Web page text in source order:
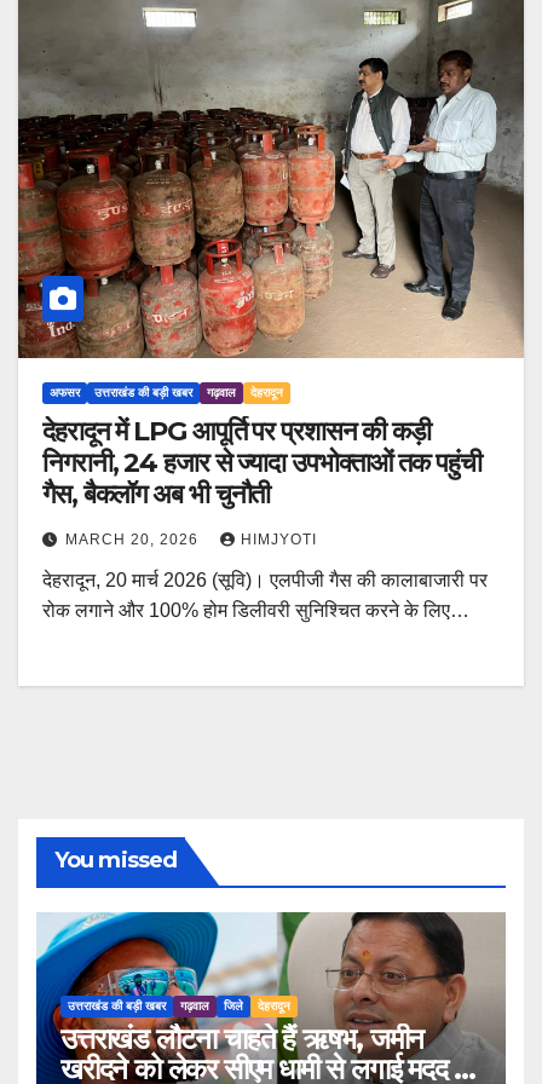
अफसर उत्तराखंड की बड़ी खबर गढ़वाल देहरादून
देहरादून में LPG आपूर्ति पर प्रशासन की कड़ी
निगरानी, 24 हजार से ज्यादा उपभोक्ताओं तक पहुंची
गैस, बैकलॉग अब भी चुनौती
MARCH 20, 2026 HIMJYOTI
देहरादून, 20 मार्च 2026 (सूवि)। एलपीजी गैस की कालाबाजारी पर
रोक लगाने और 100% होम डिलीवरी सुनिश्चित करने के लिए…
You missed
उत्तराखंड की बड़ी खबर गढ़वाल जिले देहरादून
उत्तराखंड लौटना चाहते हैं ऋषभ, जमीन
खरीदने को लेकर सीएम धामी से लगाई मदद की